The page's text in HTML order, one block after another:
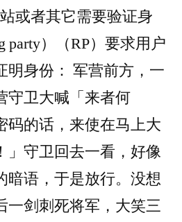
或者其它需要验证身
party）（RP）要求用户
明身份： 军营前方，一
守卫大喊「来者何
码的话，来使在马上大
」守卫回去一看，好像
暗语，于是放行。没想
一剑刺死将军，大笑三